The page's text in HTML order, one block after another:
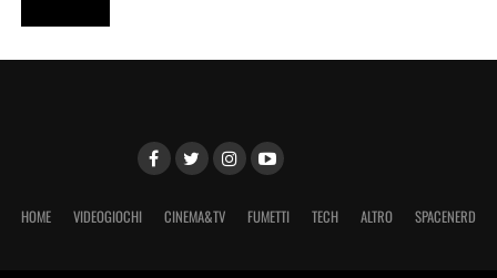
HOME VIDEOGIOCHI CINEMA&TV FUMETTI TECH ALTRO SPACENERD